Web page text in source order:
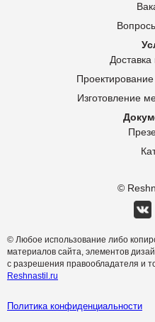
©
Изготовление
© Любое использование либо
материалов сайта, элементов
с разрешения правообладателя и
Reshnastil.ru
Политика конфиденциальности